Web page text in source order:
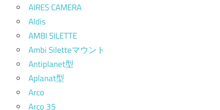
AIRES CAMERA
Aldis
AMBI SILETTE
Ambi Siletteマウント
Antiplanet型
Aplanat型
Arco
Arco 35